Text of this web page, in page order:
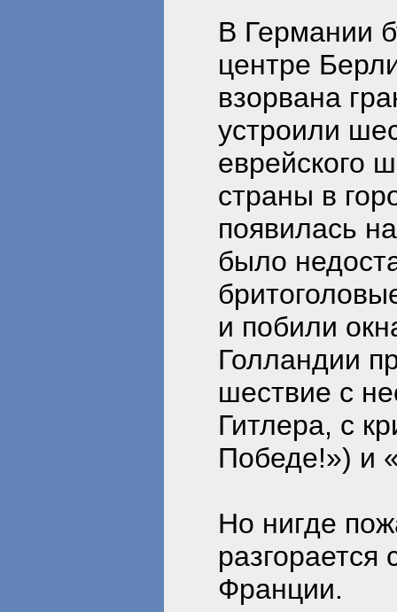
В Германии
центре
взорвана
устроили
еврейского
страны в
появилась
было
и побили
Голландии
шествие с
Гитлера, с
Победе!») и
Но нигде
разгорается
Франции.